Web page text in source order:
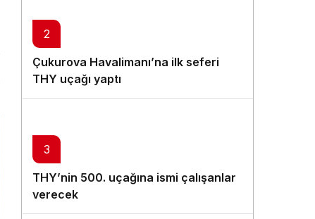
Sistem modunu seçin.
2
Çukurova Havalimanı’na ilk seferi
THY uçağı yaptı
3
THY’nin 500. uçağına ismi çalışanlar
verecek